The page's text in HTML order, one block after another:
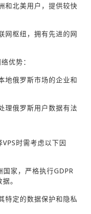
和北美用户，提供较快
网枢纽，拥有先进的网
优势：
地俄罗斯市场的企业和
理俄罗斯用户数据有法
时需考虑以下因
家，严格执行GDPR
。
特定的数据保护和隐私